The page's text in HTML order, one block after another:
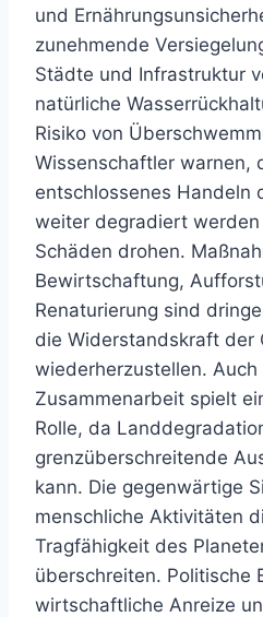
und
zunehmende
Städte und Infrastruktur
natürliche
Risiko von
Wissenschaftler warnen,
entschlossenes Handeln
weiter degradiert
Schäden drohen.
Bewirtschaftung,
Renaturierung sind
die Widerstandskraft der
wiederherzustellen.
Zusammenarbeit spielt
Rolle, da
grenzüberschreitende
kann. Die gegenwärtige
menschliche Aktivitäten
Tragfähigkeit des
überschreiten. Politische
wirtschaftliche Anreize